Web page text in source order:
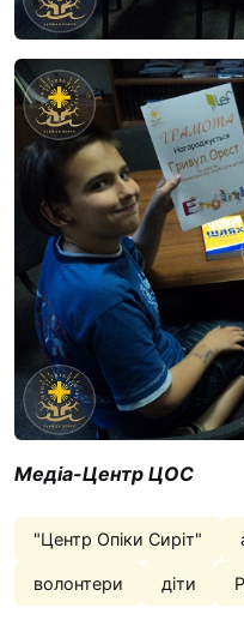
Медіа-Центр ЦОС
"Центр Опіки Сиріт"
волонтери діти